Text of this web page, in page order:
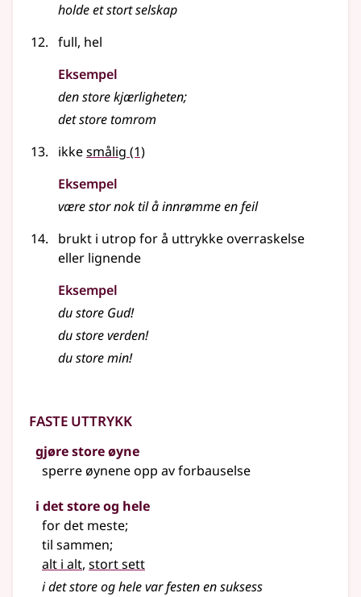
holde etstortselskap
full, hel
Eksempel
denstorekjærligheten;
detstoretomrom
ikkesmålig (1)
Eksempel
værestornok til å innrømme en feil
brukt i utrop for å uttrykke overraskelse
eller lignende
Eksempel
dustore Gud!
du store verden!
dustoremin!
Faste uttrykk
gjøre store øyne
sperre øynene opp av forbauselse
i det store og hele
for det meste;
til sammen;
alt i alt, stort sett
i det store og hele var festen en suksess